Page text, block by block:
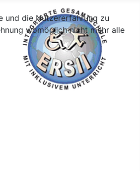
und die Nutzererfahrung zu
womöglich nicht mehr alle